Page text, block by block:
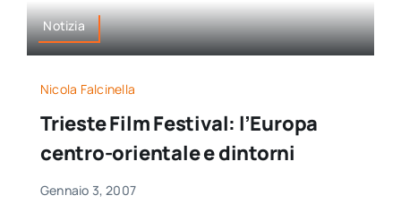
Notizia
Nicola Falcinella
Trieste Film Festival: l’Europa
centro-orientale e dintorni
Gennaio 3, 2007